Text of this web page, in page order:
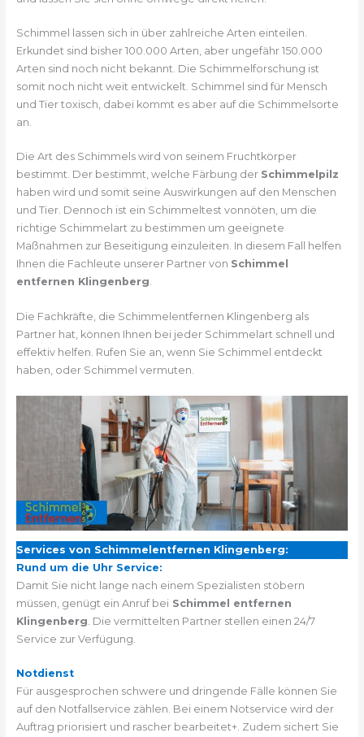
Schimmel lassen sich in über zahlreiche Arten einteilen.
Erkundet sind bisher 100.000 Arten, aber ungefähr 150.000
Arten sind noch nicht bekannt. Die Schimmelforschung ist
somit noch nicht weit entwickelt. Schimmel sind für Mensch
und Tier toxisch, dabei kommt es aber auf die Schimmelsorte
an.
Die Art des Schimmels wird von seinem Fruchtkörper
bestimmt. Der bestimmt, welche Färbung der Schimmelpilz
haben wird und somit seine Auswirkungen auf den Menschen
und Tier. Dennoch ist ein Schimmeltest vonnöten, um die
richtige Schimmelart zu bestimmen um geeignete
Maßnahmen zur Beseitigung einzuleiten. In diesem Fall helfen
Ihnen die Fachleute unserer Partner von Schimmel
entfernen Klingenberg.
Die Fachkräfte, die Schimmelentfernen Klingenberg als
Partner hat, können Ihnen bei jeder Schimmelart schnell und
effektiv helfen. Rufen Sie an, wenn Sie Schimmel entdeckt
haben, oder Schimmel vermuten.
Services von Schimmelentfernen Klingenberg:
Rund um die Uhr Service:
Damit Sie nicht lange nach einem Spezialisten stöbern
müssen, genügt ein Anruf bei Schimmel entfernen
Klingenberg . Die vermittelten Partner stellen einen 24/7
Service zur Verfügung.
Notdienst
Für ausgesprochen schwere und dringende Fälle können Sie
auf den Notfallservice zählen. Bei einem Notservice wird der
Auftrag priorisiert und rascher bearbeitet+. Zudem sichert Sie